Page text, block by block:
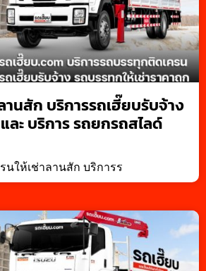
านสัก บริการรถเฮี๊ยบรับจ้าง
ละ บริการ รถยกรถสไลด์
นให้เช่าลานสัก บริการร